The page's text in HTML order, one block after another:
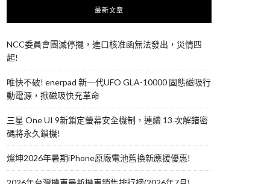
最新文章
NCC委員會團滅停擺，進口核准函無法發出，災情四
起!
唯快不破! enerpad 新一代UFO GLA-10000 固態磁吸行
動電源，掀磁吸快充革命
三星 One UI 9新鎖定螢幕安全機制，連續 13 次解錯密
碼將永久鎖機!
燦坤2026年暑期iPhone原廠電池舊換新應援優惠!